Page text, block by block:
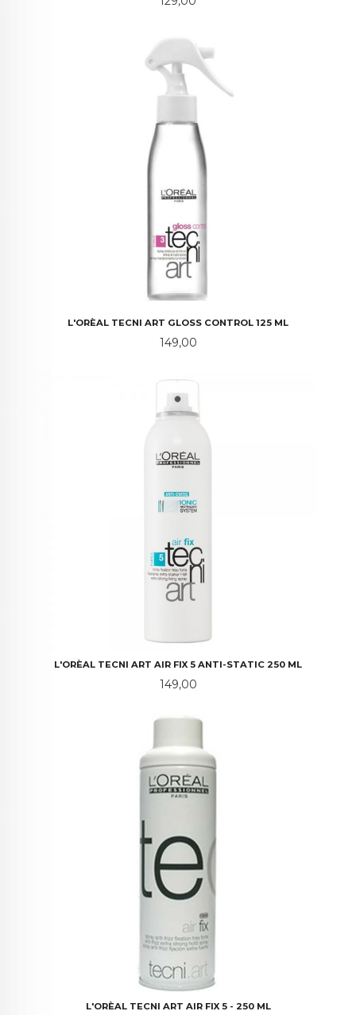
L'ORÈAL TECNI ART GLOSS CONTROL 125 ML
Pris
149,00
L'ORÈAL TECNI ART AIR FIX 5 ANTI-STATIC 250 ML
Pris
149,00
L'ORÈAL TECNI ART AIR FIX 5 - 250 ML